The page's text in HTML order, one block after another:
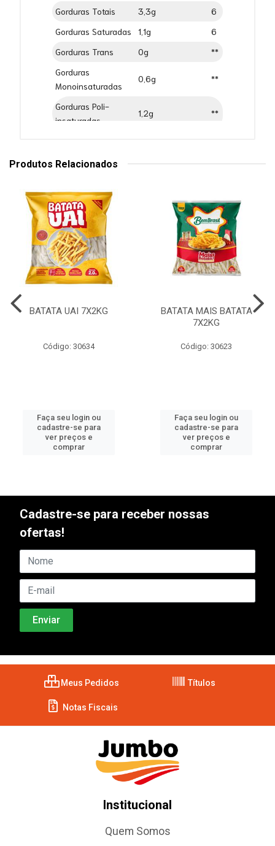
Produtos Relacionados
BATATA UAI 7X2KG
Código: 30634
Faça seu login ou
cadastre-se para
ver preços e
comprar
BATATA MAIS BATATA
7X2KG
Código: 30623
Faça seu login ou
cadastre-se para
ver preços e
comprar
Cadastre-se para receber nossas
ofertas!
Meus Pedidos Títulos
Notas Fiscais
Institucional
Quem Somos